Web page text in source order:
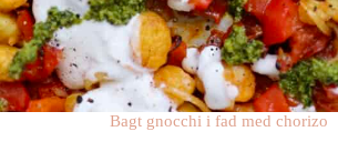
Bagt gnocchi i fad med chorizo